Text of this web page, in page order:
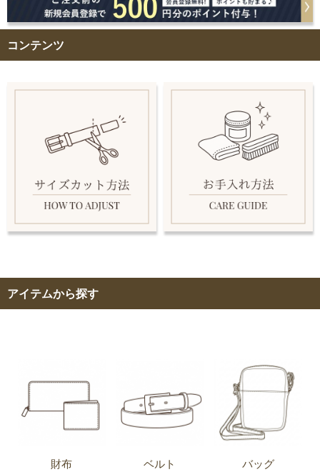
コンテンツ
アイテムから探す
財布 ベルト バッグ